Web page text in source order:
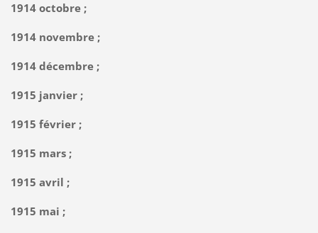
1914 octobre ;
1914 novembre ;
1914 décembre ;
1915 janvier ;
1915 février ;
1915 mars ;
1915 avril ;
1915 mai ;